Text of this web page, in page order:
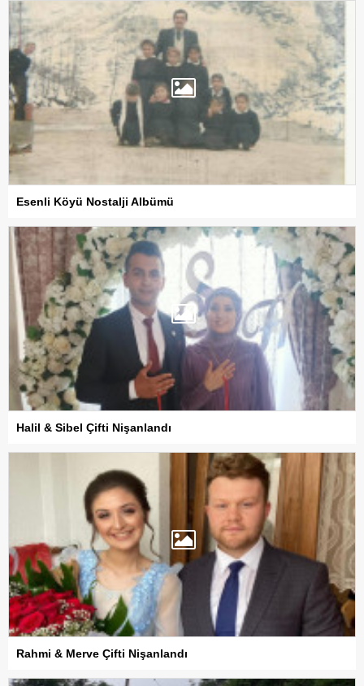
Esenli Köyü Nostalji Albümü
Halil & Sibel Çifti Nişanlandı
Rahmi & Merve Çifti Nişanlandı